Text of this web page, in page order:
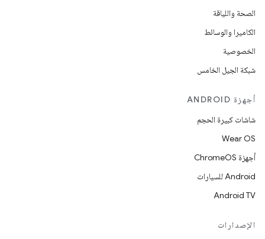
الصحة واللياقة
الكاميرا والوسائط
الخصوصية
شبكة الجيل الخامس
أجهزة ANDROID
شاشات كبيرة الحجم
Wear OS
أجهزة ChromeOS
Android للسيارات
Android TV
الإصدارات